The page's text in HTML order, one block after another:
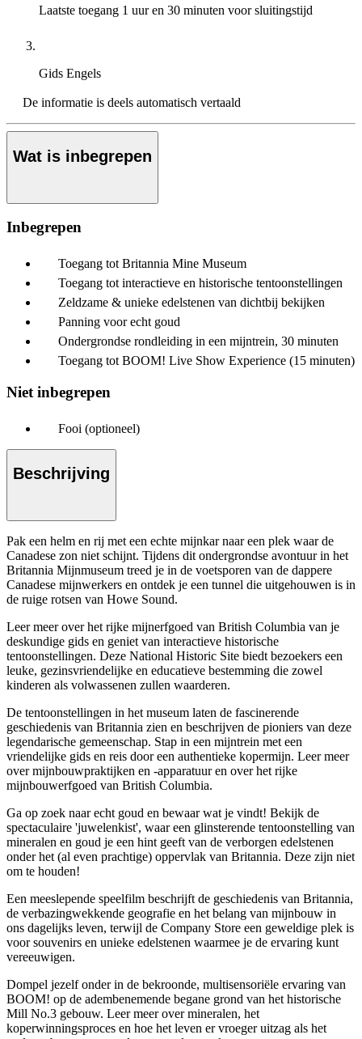
Laatste toegang 1 uur en 30 minuten voor sluitingstijd
Gids Engels
De informatie is deels automatisch vertaald
Wat is inbegrepen
Inbegrepen
Toegang tot Britannia Mine Museum
Toegang tot interactieve en historische tentoonstellingen
Zeldzame & unieke edelstenen van dichtbij bekijken
Panning voor echt goud
Ondergrondse rondleiding in een mijntrein, 30 minuten
Toegang tot BOOM! Live Show Experience (15 minuten)
Niet inbegrepen
Fooi (optioneel)
Beschrijving
Pak een helm en rij met een echte mijnkar naar een plek waar de
Canadese zon niet schijnt. Tijdens dit ondergrondse avontuur in het
Britannia Mijnmuseum treed je in de voetsporen van de dappere
Canadese mijnwerkers en ontdek je een tunnel die uitgehouwen is in
de ruige rotsen van Howe Sound.
Leer meer over het rijke mijnerfgoed van British Columbia van je
deskundige gids en geniet van interactieve historische
tentoonstellingen. Deze National Historic Site biedt bezoekers een
leuke, gezinsvriendelijke en educatieve bestemming die zowel
kinderen als volwassenen zullen waarderen.
De tentoonstellingen in het museum laten de fascinerende
geschiedenis van Britannia zien en beschrijven de pioniers van deze
legendarische gemeenschap. Stap in een mijntrein met een
vriendelijke gids en reis door een authentieke kopermijn. Leer meer
over mijnbouwpraktijken en -apparatuur en over het rijke
mijnbouwerfgoed van British Columbia.
Ga op zoek naar echt goud en bewaar wat je vindt! Bekijk de
spectaculaire 'juwelenkist', waar een glinsterende tentoonstelling van
mineralen en goud je een hint geeft van de verborgen edelstenen
onder het (al even prachtige) oppervlak van Britannia. Deze zijn niet
om te houden!
Een meeslepende speelfilm beschrijft de geschiedenis van Britannia,
de verbazingwekkende geografie en het belang van mijnbouw in
ons dagelijks leven, terwijl de Company Store een geweldige plek is
voor souvenirs en unieke edelstenen waarmee je de ervaring kunt
vereeuwigen.
Dompel jezelf onder in de bekroonde, multisensoriële ervaring van
BOOM! op de adembenemende begane grond van het historische
Mill No.3 gebouw. Leer meer over mineralen, het
koperwinningsproces en hoe het leven er vroeger uitzag als het